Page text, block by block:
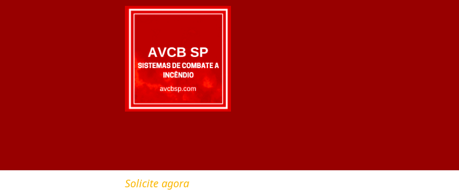
Solicite agora